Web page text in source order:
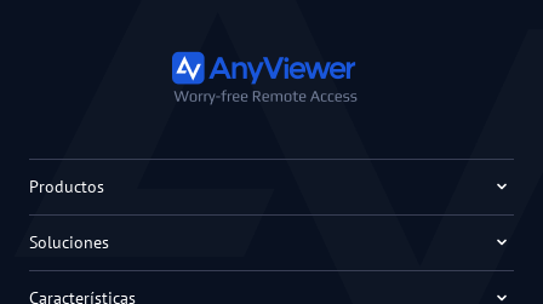
Productos
Soluciones
Características